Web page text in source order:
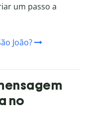
um passo a
João?
no